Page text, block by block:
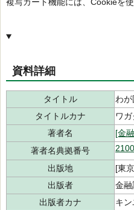
資料詳細
タイトル
わ
タイトルカナ
ワ
著者名
[金
著者名典拠番号
出版地
[東
出版者
金融
出版者カナ
キ